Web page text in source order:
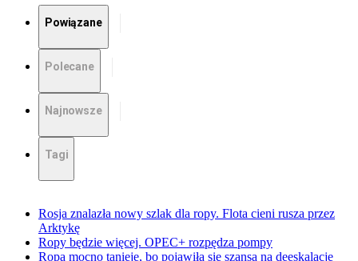
Powiązane
Polecane
Najnowsze
Tagi
Rosja znalazła nowy szlak dla ropy. Flota cieni rusza przez
Arktykę
Ropy będzie więcej. OPEC+ rozpędza pompy
Ropa mocno tanieje, bo pojawiła się szansa na deeskalację